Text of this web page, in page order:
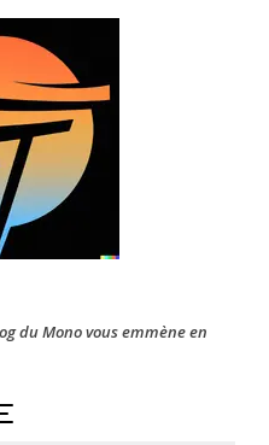
du Mono vous emmène en